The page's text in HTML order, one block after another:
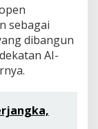
sebagai
dibangun
AI-